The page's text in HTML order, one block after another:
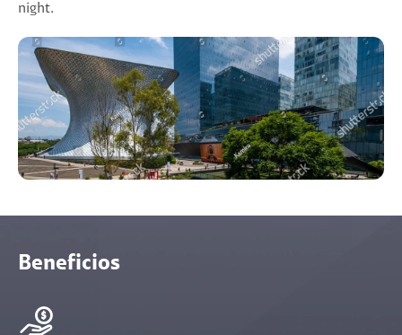
night.
Beneficios